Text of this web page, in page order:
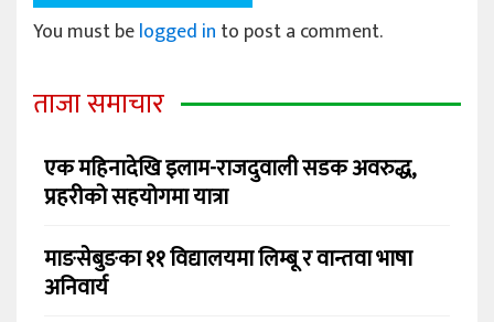
You must belogged in to post a comment.
ताजा समाचार
एक महिनादेखि इलाम-राजदुवाली सडक अवरुद्ध,
प्रहरीको सहयोगमा यात्रा
माङसेबुङका ११ विद्यालयमा लिम्बू र वान्तवा भाषा
अनिवार्य